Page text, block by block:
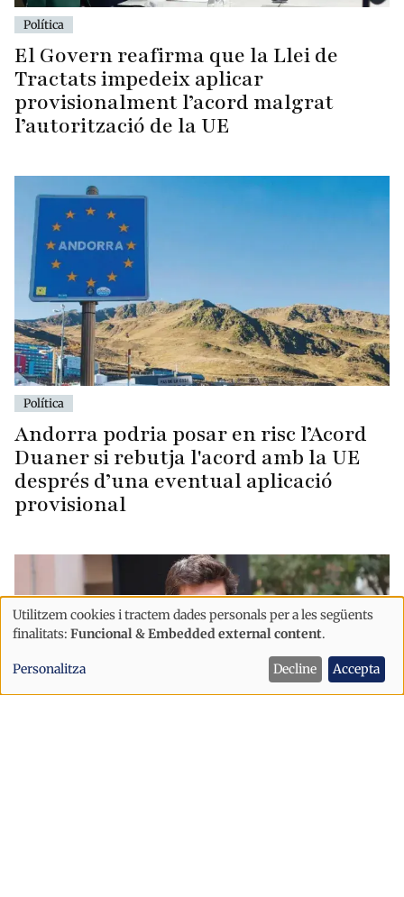
Política
El Govern reafirma que la Llei de
Tractats impedeix aplicar
provisionalment l’acord malgrat
l’autorització de la UE
Política
Andorra podria posar en risc l’Acord
Duaner si rebutja l'acord amb la UE
després d’una eventual aplicació
provisional
Ús
de
dades
Utilitzem cookies i tractem dades personals per a les següents
finalitats: Funcional & Embedded external content.
Personalitza Decline Accepta